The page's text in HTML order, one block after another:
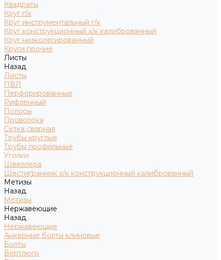
Квадраты
Круг г/к
Круг инструментальный г/к
Круг конструкционный х/к калиброванный
Круг низколегированный
Круги прочие
Листы
Назад
Листы
ПВЛ
Перфорированные
Рифленный
Полосы
Проволока
Сетка сварная
Трубы круглые
Трубы профильные
Уголки
Швеллера
Шестигранник х/к конструкционный калиброванный
Метизы
Назад
Метизы
Нержавеющие
Назад
Нержавеющие
Анкерные болты клиновые
Болты
Вертлюги